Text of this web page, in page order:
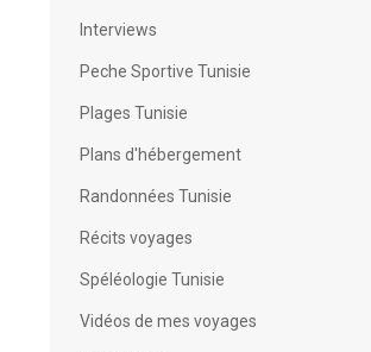
Interviews
Peche Sportive Tunisie
Plages Tunisie
Plans d'hébergement
Randonnées Tunisie
Récits voyages
Spéléologie Tunisie
Vidéos de mes voyages